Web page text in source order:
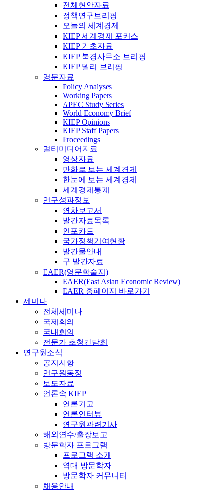
전체현안자료
정책연구브리핑
오늘의 세계경제
KIEP 세계경제 포커스
KIEP 기초자료
KIEP 북경사무소 브리핑
KIEP 델리 브리핑
영문자료
Policy Analyses
Working Papers
APEC Study Series
World Economy Brief
KIEP Opinions
KIEP Staff Papers
Proceedings
멀티미디어자료
영상자료
만화로 보는 세계경제
한눈에 보는 세계경제
세계경제통계
연구성과정보
연차보고서
발간자료목록
인포카드
국가정책기여현황
발간물안내
구 발간자료
EAER(영문학술지)
EAER(East Asian Economic Review)
EAER 홈페이지 바로가기
세미나
전체세미나
국제회의
국내회의
전문가 초청간담회
연구원소식
공지사항
연구원동정
보도자료
언론속 KIEP
언론기고
언론인터뷰
연구원관련기사
해외연수/출장보고
방문학자 프로그램
프로그램 소개
역대 방문학자
방문학자 커뮤니티
채용안내